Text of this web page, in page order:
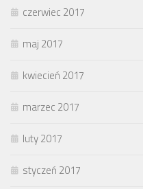
czerwiec 2017
maj 2017
kwiecień 2017
marzec 2017
luty 2017
styczeń 2017